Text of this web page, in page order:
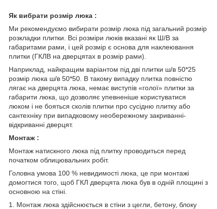
Як вибрати розмір люка :
Ми рекомендуємо вибирати розмір люка під загальний розмір
розкладки плитки. Всі розміри люків вказані як Ш/В за
габаритами рами, і цей розмір є основа для наклеювання
плитки (ГКЛВ на дверцятах в розмір рами).
Наприклад, найкращим варіантом під дві плитки ш/в 50*25
розмір люка ш/в 50*50. В такому випадку плитка повністю
лягає на дверцята люка, немає виступів «голої» плитки за
габарити люка, що дозволяє упевненіше користуватися
люком і не бояться сколів плитки про сусідню плитку або
сантехніку при випадковому необережному закриванні-
відкриванні дверцят.
Монтаж :
Монтаж натискного люка під плитку проводиться перед
початком облицювальних робіт.
Головна умова 100 % невидимості люка, це при монтажі
домогтися того, щоб ГКЛ дверцята люка був в одній площині з
основною на стіні.
1. Монтаж люка здійснюється в стіни з цегли, бетону, блоку